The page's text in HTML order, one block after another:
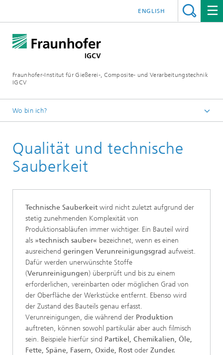
Fraunhofer-Institut für Gießerei-, Composite- und Verarbeitungstechnik
IGCV
ENGLISH
Wo bin ich?
Themen und Technologietransfer
Qualität und technische
Sauberkeit
Technische Sauberkeit wird nicht zuletzt aufgrund der
stetig zunehmenden Komplexität von
Produktionsabläufen immer wichtiger. Ein Bauteil wird
als »technisch sauber« bezeichnet, wenn es einen
ausreichend geringen Verunreinigungsgrad aufweist.
Dafür werden unerwünschte Stoffe
(Verunreinigungen) überprüft und bis zu einem
erforderlichen, vereinbarten oder möglichen Grad von
der Oberfläche der Werkstücke entfernt. Ebenso wird
der Zustand des Bauteils genau erfasst.
Verunreinigungen, die während der Produktion
auftreten, können sowohl partikulär aber auch filmisch
sein. Beispiele hierfür sind Partikel, Chemikalien, Öle,
Fette, Späne, Fasern, Oxide, Rost oder Zunder.